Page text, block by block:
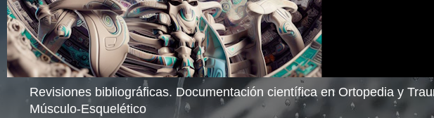
Revisiones bibliográficas. Documentación científica en Ortopedia y
Músculo-Esquelético